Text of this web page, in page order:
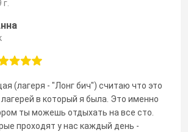
(лагеря - "Лонг бич") считаю что это
в который я была. Это именно
ты можешь отдыхать на все сто.
проходят у нас каждый день -